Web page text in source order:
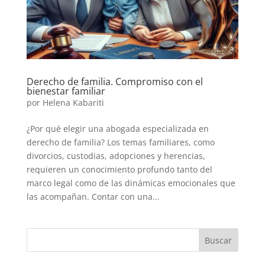
Derecho de familia. Compromiso con el
bienestar familiar
por Helena Kabariti
¿Por qué elegir una abogada especializada en
derecho de familia? Los temas familiares, como
divorcios, custodias, adopciones y herencias,
requieren un conocimiento profundo tanto del
marco legal como de las dinámicas emocionales que
las acompañan. Contar con una...
Buscar